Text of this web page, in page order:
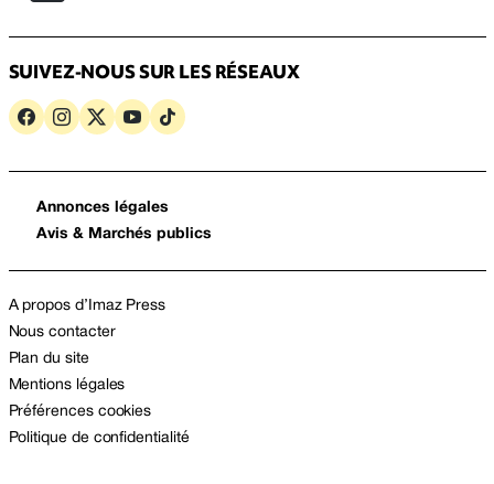
SUIVEZ-NOUS SUR LES RÉSEAUX
Annonces légales
Avis & Marchés publics
A propos d’Imaz Press
Nous contacter
Plan du site
Mentions légales
Préférences cookies
Politique de confidentialité